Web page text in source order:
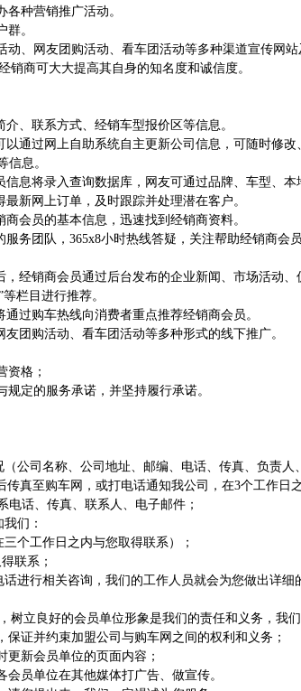
种营销推广活动。
。
、网友团购活动、看车团活动等多种渠道宣传网站
商可大大提高其自身的知名度和诚信度。
介、联系方式、经销车型报价区等信息。
以通过网上自助系统自主更新公司信息，可随时修
信息。
信息将录入查询数据库，网友可通过品牌、车型、本
最新网上订单，及时跟踪并处理潜在客户。
商会员的基本信息，迅速找到经销商资料。
服务团队，365x8小时热线答疑，关注帮助经销商会
经销商会员通过后台发布的企业新闻、市场活动
栏目进行推荐。
过购车热线向消费者重点推荐经销商会员。
团购活动、看车团活动等多种形式的线下推广。
格；
定的服务承诺，并坚持履行承诺。
公司名称、公司地址、邮编、电话、传真、负责
真至购车网，或打电话通知我公司，在3个工作
话、传真、联系人、电子邮件；
们：
个工作日之内与您取得联系）；
联系；
进行相关咨询，我们的工作人员就会为您做出详细
立良好的会员单位形象是我们的责任和义务，我们
证并约束加盟公司与购车网之间的权利和义务；
新会员单位的页面内容；
员单位在其他媒体打广告、做宣传。